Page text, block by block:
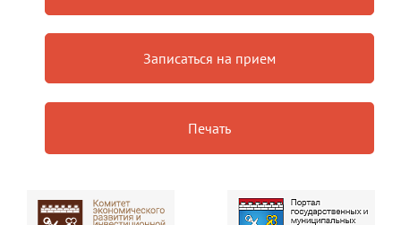
Записаться на прием
Печать